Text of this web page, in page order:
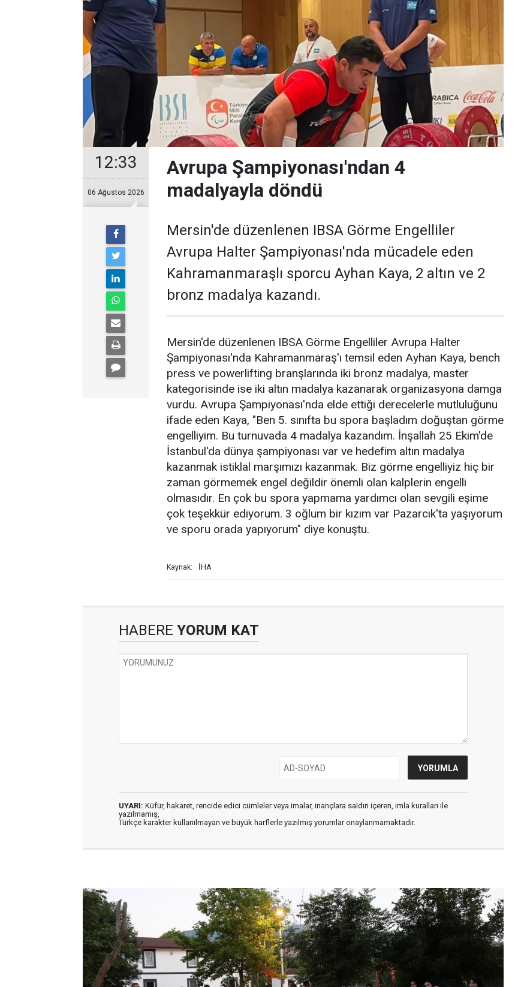
12:33
06 Ağustos 2026
Avrupa Şampiyonası'ndan 4
madalyayla döndü
Mersin'de düzenlenen IBSA Görme Engelliler
Avrupa Halter Şampiyonası'nda mücadele eden
Kahramanmaraşlı sporcu Ayhan Kaya, 2 altın ve 2
bronz madalya kazandı.
Mersin'de düzenlenen IBSA Görme Engelliler Avrupa Halter
Şampiyonası'nda Kahramanmaraş'ı temsil eden Ayhan Kaya, bench
press ve powerlifting branşlarında iki bronz madalya, master
kategorisinde ise iki altın madalya kazanarak organizasyona damga
vurdu. Avrupa Şampiyonası'nda elde ettiği derecelerle mutluluğunu
ifade eden Kaya, "Ben 5. sınıfta bu spora başladım doğuştan görme
engelliyim. Bu turnuvada 4 madalya kazandım. İnşallah 25 Ekim'de
İstanbul'da dünya şampiyonası var ve hedefim altın madalya
kazanmak istiklal marşımızı kazanmak. Biz görme engelliyiz hiç bir
zaman görmemek engel değildir önemli olan kalplerin engelli
olmasıdır. En çok bu spora yapmama yardımcı olan sevgili eşime
çok teşekkür ediyorum. 3 oğlum bir kızım var Pazarcık'ta yaşıyorum
ve sporu orada yapıyorum" diye konuştu.
Kaynak: İHA
HABERE YORUM KAT
UYARI: Küfür, hakaret, rencide edici cümleler veya imalar, inançlara saldırı içeren, imla kuralları ile
yazılmamış,
Türkçe karakter kullanılmayan ve büyük harflerle yazılmış yorumlar onaylanmamaktadır.